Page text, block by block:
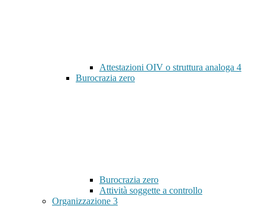
Attestazioni OIV o struttura analoga 4
Burocrazia zero
Burocrazia zero
Attività soggette a controllo
Organizzazione 3